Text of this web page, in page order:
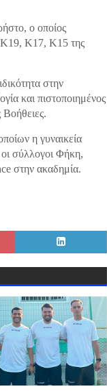
ο οποίος
Κ19, Κ17, Κ15 της
στην
και πιστοποιημένος
η γυναικεία
σύλλογοι Φήκη,
στην ακαδημία.